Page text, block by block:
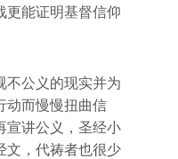
更能证明基督信仰
不公义的现实并为
动而慢慢扭曲信
宣讲公义，圣经小
文，代祷者也很少